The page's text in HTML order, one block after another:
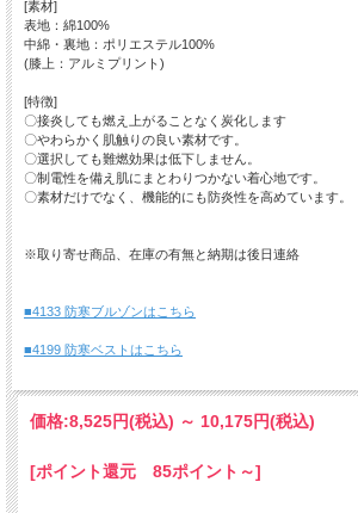
[素材]
表地：綿100%
中綿・裏地：ポリエステル100%
(膝上：アルミプリント)
[特徴]
〇接炎しても燃え上がることなく炭化します
〇やわらかく肌触りの良い素材です。
〇選択しても難燃効果は低下しません。
〇制電性を備え肌にまとわりつかない着心地です。
〇素材だけでなく、機能的にも防炎性を高めています。
※取り寄せ商品、在庫の有無と納期は後日連絡
■4133 防寒ブルゾンはこちら
■4199 防寒ベストはこちら
価格:8,525円(税込) ～ 10,175円(税込)
[ポイント還元 85ポイント～]